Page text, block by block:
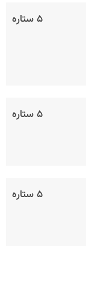
۵ ستاره
۵ ستاره
۵ ستاره